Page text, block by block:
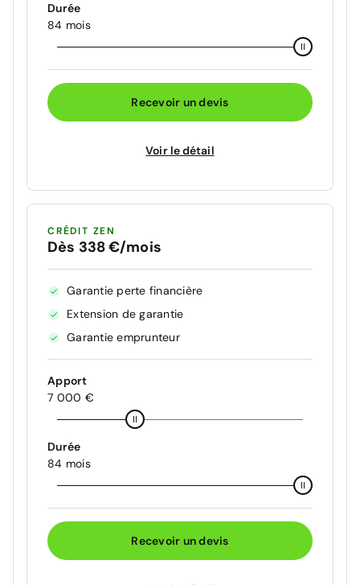
Durée
84 mois
Recevoir un devis
Voir le détail
CRÉDIT ZEN
Dès 338 €/mois
Garantie perte financière
Extension de garantie
Garantie emprunteur
Apport
7 000 €
Durée
84 mois
Recevoir un devis